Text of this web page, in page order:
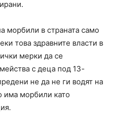
морбили в страната само
това здравните власти в
мерки да се
с деца под 13-
не да не ги водят на
има морбили като